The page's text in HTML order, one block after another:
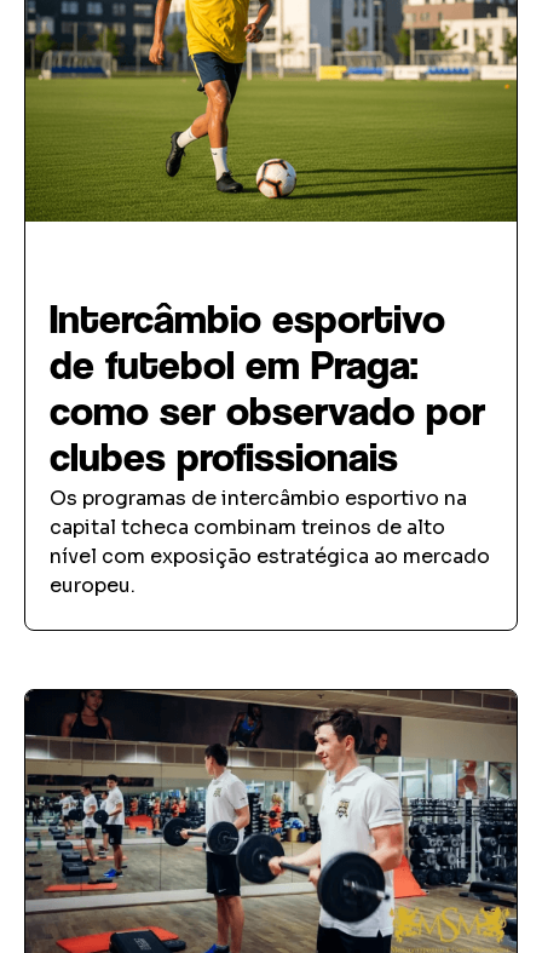
Intercâmbio esportivo
de futebol em Praga:
como ser observado por
clubes profissionais
Os programas de intercâmbio esportivo na
capital tcheca combinam treinos de alto
nível com exposição estratégica ao mercado
europeu.